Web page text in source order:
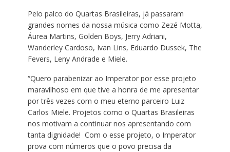
Pelo palco do Quartas Brasileiras, já passaram
grandes nomes da nossa música como Zezé Motta,
Áurea Martins, Golden Boys, Jerry Adriani,
Wanderley Cardoso, Ivan Lins, Eduardo Dussek, The
Fevers, Leny Andrade e Miele.
“Quero parabenizar ao Imperator por esse projeto
maravilhoso em que tive a honra de me apresentar
por três vezes com o meu eterno parceiro Luiz
Carlos Miele. Projetos como o Quartas Brasileiras
nos motivam a continuar nos apresentando com
tanta dignidade! Com o esse projeto, o Imperator
prova com números que o povo precisa da